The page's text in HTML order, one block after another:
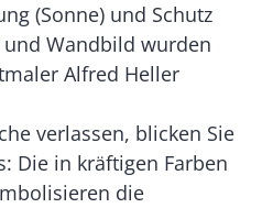
(Sonne) und Schutz
und Wandbild wurden
Alfred Heller
verlassen, blicken Sie
Die in kräftigen Farben
die